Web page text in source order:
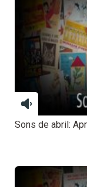
Sons de abril: